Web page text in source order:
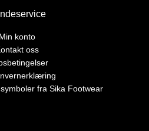
Min konto
oss
fra Sika Footwear